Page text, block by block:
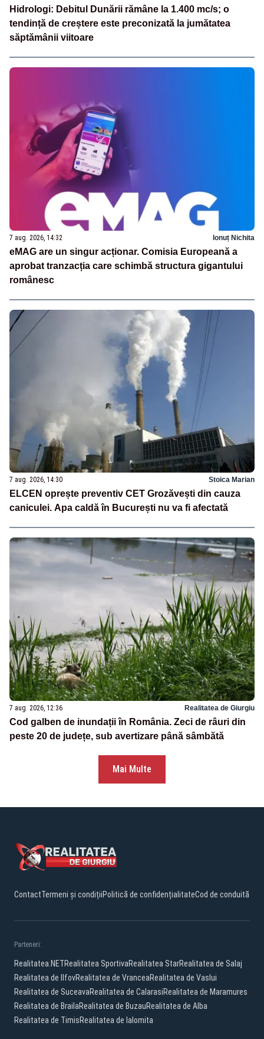
Hidrologi: Debitul Dunării rămâne la 1.400 mc/s; o
tendință de creștere este preconizată la jumătatea
săptămânii viitoare
7 aug. 2026, 14:32 Ionuț Nichita
eMAG are un singur acționar. Comisia Europeană a
aprobat tranzacția care schimbă structura gigantului
românesc
7 aug. 2026, 14:30 Stoica Marian
ELCEN oprește preventiv CET Grozăvești din cauza
caniculei. Apa caldă în București nu va fi afectată
7 aug. 2026, 12:36 Realitatea de Giurgiu
Cod galben de inundații în România. Zeci de râuri din
peste 20 de județe, sub avertizare până sâmbătă
Mai Multe
ContactTermeni și condițiiPolitică de confidențialitateCod de conduită
Parteneri:
Realitatea.NETRealitatea SportivaRealitatea StarRealitatea de Salaj
Realitatea de IlfovRealitatea de VranceaRealitatea de Vaslui
Realitatea de SuceavaRealitatea de CalarasiRealitatea de Maramures
Realitatea de BrailaRealitatea de BuzauRealitatea de Alba
Realitatea de TimisRealitatea de Ialomita